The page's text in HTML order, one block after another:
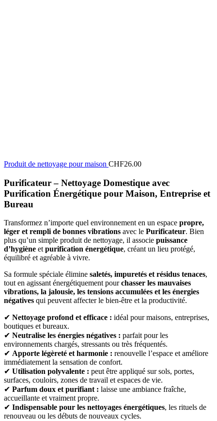
Produit de nettoyage pour maison CHF26.00
Purificateur – Nettoyage Domestique avec
Purification Énergétique pour Maison, Entreprise et
Bureau
Transformez n’importe quel environnement en un espace propre,
léger et rempli de bonnes vibrations avec le Purificateur. Bien
plus qu’un simple produit de nettoyage, il associe puissance
d’hygiène etpurification énergétique, créant un lieu protégé,
équilibré et agréable à vivre.
Sa formule spéciale élimine saletés, impuretés et résidus tenaces,
tout en agissant énergétiquement pourchasser les mauvaises
vibrations, la jalousie, les tensions accumulées et les énergies
négatives qui peuvent affecter le bien-être et la productivité.
✔ Nettoyage profond et efficace : idéal pour maisons, entreprises,
boutiques et bureaux.
✔ Neutralise les énergies négatives : parfait pour les
environnements chargés, stressants ou très fréquentés.
✔ Apporte légèreté et harmonie : renouvelle l’espace et améliore
immédiatement la sensation de confort.
✔ Utilisation polyvalente : peut être appliqué sur sols, portes,
surfaces, couloirs, zones de travail et espaces de vie.
✔ Parfum doux et purifiant : laisse une ambiance fraîche,
accueillante et vraiment propre.
✔ Indispensable pour les nettoyages énergétiques, les rituels de
renouveau ou les débuts de nouveaux cycles.